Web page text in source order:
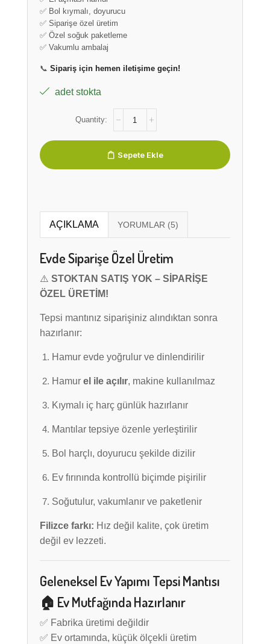
✅ Bol kıymalı, doyurucu
✅ Siparişe özel üretim
✅ Özel soğuk paketleme
✅ Vakumlu ambalaj
📞 Sipariş için hemen iletişime geçin!
adet stokta
Sepete Ekle
AÇIKLAMA
Evde Siparişe Özel Üretim
⚠️ STOKTAN SATIŞ YOK – SİPARİŞE
ÖZEL ÜRETİM!
Tepsi mantınız siparişiniz alındıktan sonra
hazırlanır:
Hamur evde yoğrulur ve dinlendirilir
Hamur el ile açılır, makine kullanılmaz
Kıymalı iç harç günlük hazırlanır
Mantılar tepsiye özenle yerleştirilir
Bol harçlı, doyurucu şekilde dizilir
Ev fırınında kontrollü biçimde pişirilir
Soğutulur, vakumlanır ve paketlenir
Filizce farkı: Hız değil kalite, çok üretim
değil ev lezzeti.
Geleneksel Ev Yapımı Tepsi Mantısı
🏠 Ev Mutfağında Hazırlanır
✅ Fabrika üretimi değildir
✅ Ev ortamında, küçük ölçekli üretim